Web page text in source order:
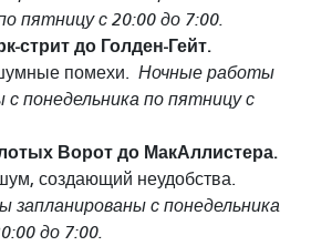
пятницу с 20:00 до 7:00.
стрит до Голден-Гейт.
помехи. Ночные работы
с понедельника по пятницу с
Ворот до МакАллистера.
создающий неудобства.
запланированы с понедельника
до 7:00.